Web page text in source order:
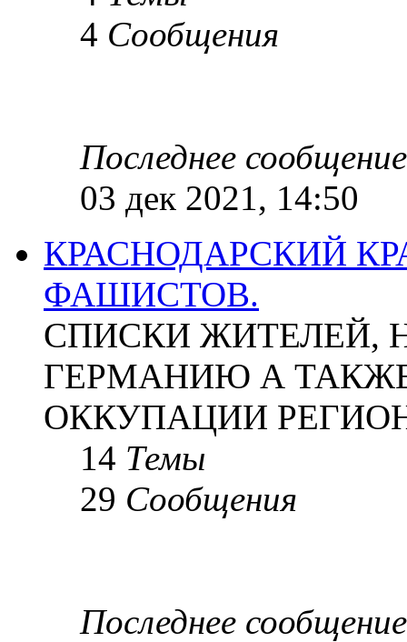
4 Сообщения
Последнее сообщение
03 дек 2021, 14:50
КРАСНОДАРСКИЙ
ФАШИСТОВ.
СПИСКИ ЖИТЕЛЕЙ,
ГЕРМАНИЮ А
ОККУПАЦИИ
14 Темы
29 Сообщения
Последнее сообщение